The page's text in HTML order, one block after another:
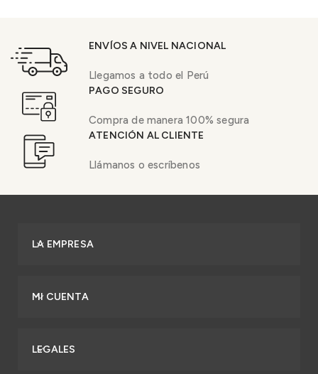
ENVÍOS A NIVEL NACIONAL
Llegamos a todo el Perú
PAGO SEGURO
Compra de manera 100% segura
ATENCIÓN AL CLIENTE
Llámanos o escríbenos
LA EMPRESA
MI CUENTA
LEGALES